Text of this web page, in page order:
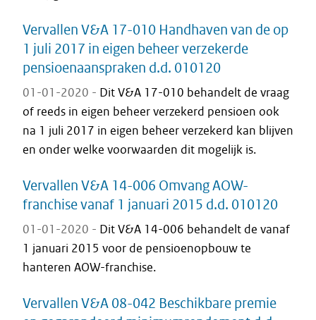
Vervallen V&A 17-010 Handhaven van de op
1 juli 2017 in eigen beheer verzekerde
pensioenaanspraken d.d. 010120
01-01-2020 - Dit V&A 17-010 behandelt de vraag
of reeds in eigen beheer verzekerd pensioen ook
na 1 juli 2017 in eigen beheer verzekerd kan blijven
en onder welke voorwaarden dit mogelijk is.
Vervallen V&A 14-006 Omvang AOW-
franchise vanaf 1 januari 2015 d.d. 010120
01-01-2020 - Dit V&A 14-006 behandelt de vanaf
1 januari 2015 voor de pensioenopbouw te
hanteren AOW-franchise.
Vervallen V&A 08-042 Beschikbare premie